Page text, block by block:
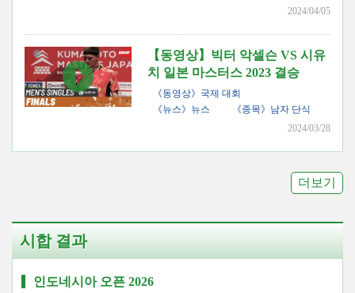
2024/04/05
【동영상】빅터 악셀슨 VS 시유
치 일본 마스터스 2023 결승
《동영상》국제 대회
《뉴스》뉴스
《종목》남자 단식
2024/03/28
더보기
시합 결과
인도네시아 오픈 2026